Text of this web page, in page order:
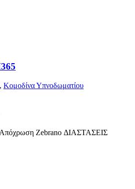
, Κομοδίνα Υπνοδωματίου
Απόχρωση Zebrano ΔΙΑΣΤΑΣΕΙΣ